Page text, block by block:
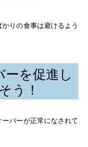
りの食事は避けるよう
を促進し
う！
バーが正常になされて